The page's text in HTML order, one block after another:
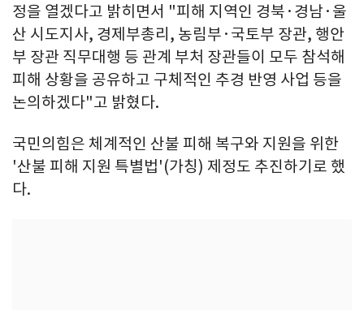
정을 열겠다고 밝히면서 "피해 지역인 경북·경남·울
산 시도지사, 경제부총리, 농림부·국토부 장관, 행안
부 장관 직무대행 등 관계 부처 장관들이 모두 참석해
피해 상황을 공유하고 구체적인 추경 반영 사업 등을
논의하겠다"고 밝혔다.
국민의힘은 체계적인 산불 피해 복구와 지원을 위한
'산불 피해 지원 특별법'(가칭) 제정도 추진하기로 했
다.